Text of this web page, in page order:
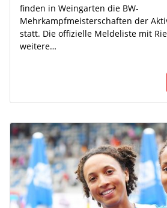
finden in Weingarten die BW-
Mehrkampfmeisterschaften der
statt. Die offizielle Meldeliste mit
weitere…